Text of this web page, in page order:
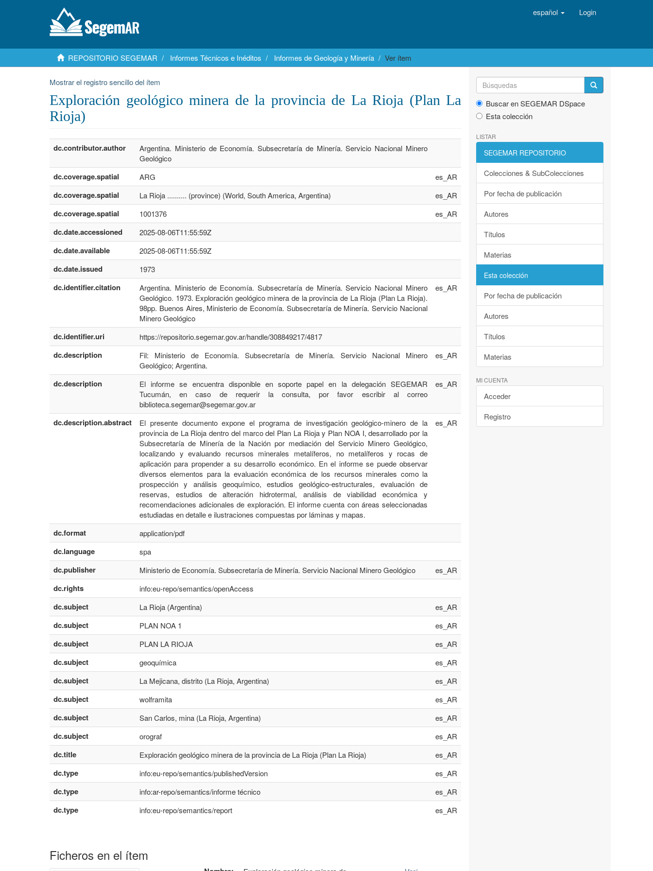
español Login
REPOSITORIO SEGEMAR Informes Técnicos e Inéditos Informes de Geología y Minería Ver ítem
Mostrar el registro sencillo del ítem
Exploración geológico minera de la provincia de La Rioja (Plan La
Rioja)
dc.contributor.author
Argentina. Ministerio de Economía. Subsecretaría de Minería. Servicio Nacional Minero
Geológico
dc.coverage.spatial ARG es_AR
dc.coverage.spatial La Rioja .......... (province) (World, South America, Argentina) es_AR
dc.coverage.spatial 1001376 es_AR
dc.date.accessioned 2025-08-06T11:55:59Z
dc.date.available 2025-08-06T11:55:59Z
dc.date.issued 1973
dc.identifier.citation
Argentina. Ministerio de Economía. Subsecretaría de Minería. Servicio Nacional Minero
Geológico. 1973. Exploración geológico minera de la provincia de La Rioja (Plan La Rioja).
98pp. Buenos Aires, Ministerio de Economía. Subsecretaría de Minería. Servicio Nacional
Minero Geológico
es_AR
dc.identifier.uri https://repositorio.segemar.gov.ar/handle/308849217/4817
dc.description
Fil: Ministerio de Economía. Subsecretaría de Minería. Servicio Nacional Minero
Geológico; Argentina.
es_AR
dc.description
El informe se encuentra disponible en soporte papel en la delegación SEGEMAR
Tucumán, en caso de requerir la consulta, por favor escribir al correo
biblioteca.segemar@segemar.gov.ar
es_AR
dc.description.abstract
El presente documento expone el programa de investigación geológico-minero de la
provincia de La Rioja dentro del marco del Plan La Rioja y Plan NOA I, desarrollado por la
Subsecretaría de Minería de la Nación por mediación del Servicio Minero Geológico,
localizando y evaluando recursos minerales metalíferos, no metalíferos y rocas de
aplicación para propender a su desarrollo económico. En el informe se puede observar
diversos elementos para la evaluación económica de los recursos minerales como la
prospección y análisis geoquímico, estudios geológico-estructurales, evaluación de
reservas, estudios de alteración hidrotermal, análisis de viabilidad económica y
recomendaciones adicionales de exploración. El informe cuenta con áreas seleccionadas
estudiadas en detalle e ilustraciones compuestas por láminas y mapas.
es_AR
dc.format application/pdf
dc.language spa
dc.publisher Ministerio de Economía. Subsecretaría de Minería. Servicio Nacional Minero Geológico es_AR
dc.rights info:eu-repo/semantics/openAccess
dc.subject La Rioja (Argentina) es_AR
dc.subject PLAN NOA 1 es_AR
dc.subject PLAN LA RIOJA es_AR
dc.subject geoquímica es_AR
dc.subject La Mejicana, distrito (La Rioja, Argentina) es_AR
dc.subject wolframita es_AR
dc.subject San Carlos, mina (La Rioja, Argentina) es_AR
dc.subject orograf es_AR
dc.title Exploración geológico minera de la provincia de La Rioja (Plan La Rioja) es_AR
dc.type info:eu-repo/semantics/publishedVersion es_AR
dc.type info:ar-repo/semantics/informe técnico es_AR
dc.type info:eu-repo/semantics/report es_AR
Ficheros en el ítem
Buscar en SEGEMAR DSpace
Esta colección
LISTAR
SEGEMAR REPOSITORIO
Colecciones & SubColecciones
Por fecha de publicación
Autores
Títulos
Materias
Esta colección
Por fecha de publicación
Autores
Títulos
Materias
MI CUENTA
Acceder
Registro